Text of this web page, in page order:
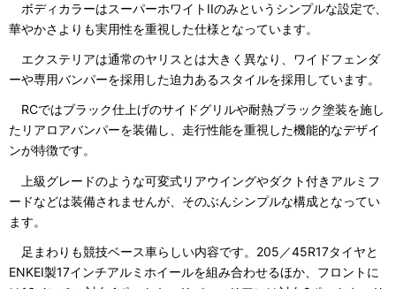
ボディカラーはスーパーホワイトIIのみというシンプルな設定で、
華やかさよりも実用性を重視した仕様となっています。
エクステリアは通常のヤリスとは大きく異なり、ワイドフェンダ
ーや専用バンパーを採用した迫力あるスタイルを採用しています。
RCではブラック仕上げのサイドグリルや耐熱ブラック塗装を施し
たリアロアバンパーを装備し、走行性能を重視した機能的なデザイ
ンが特徴です。
上級グレードのような可変式リアウイングやダクト付きアルミフ
ードなどは装備されませんが、そのぶんシンプルな構成となってい
ます。
足まわりも競技ベース車らしい内容です。205／45R17タイヤと
ENKEI製17インチアルミホイールを組み合わせるほか、フロントに